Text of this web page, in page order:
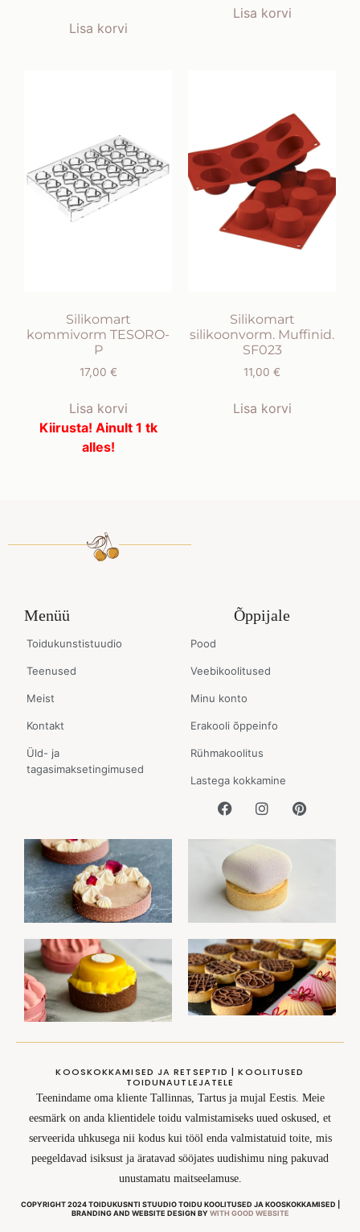
Lisa korvi
Lisa korvi
Silikomart
kommivorm TESORO-
P
17,00 €
Lisa korvi
Kiirusta! Ainult 1 tk
alles!
Silikomart
silikoonvorm. Muffinid.
SF023
11,00 €
Lisa korvi
Menüü
Toidukunstistuudio
Teenused
Meist
Kontakt
Üld- ja
tagasimaksetingimused
Õppijale
Pood
Veebikoolitused
Minu konto
Erakooli õppeinfo
Rühmakoolitus
Lastega kokkamine
KOOSKOKKAMISED JA RETSEPTID | KOOLITUSED
TOIDUNAUTLEJATELE
Teenindame oma kliente Tallinnas, Tartus ja mujal Eestis. Meie
eesmärk on anda klientidele toidu valmistamiseks uued oskused, et
serveerida uhkusega nii kodus kui tööl enda valmistatuid toite, mis
peegeldavad isiksust ja äratavad sööjates uudishimu ning pakuvad
unustamatu maitseelamuse.
COPYRIGHT 2024 TOIDUKUSNTI STUUDIO TOIDU KOOLITUSED JA KOOSKOKKAMISED |
BRANDING AND WEBSITE DESIGN BY WITH GOOD WEBSITE